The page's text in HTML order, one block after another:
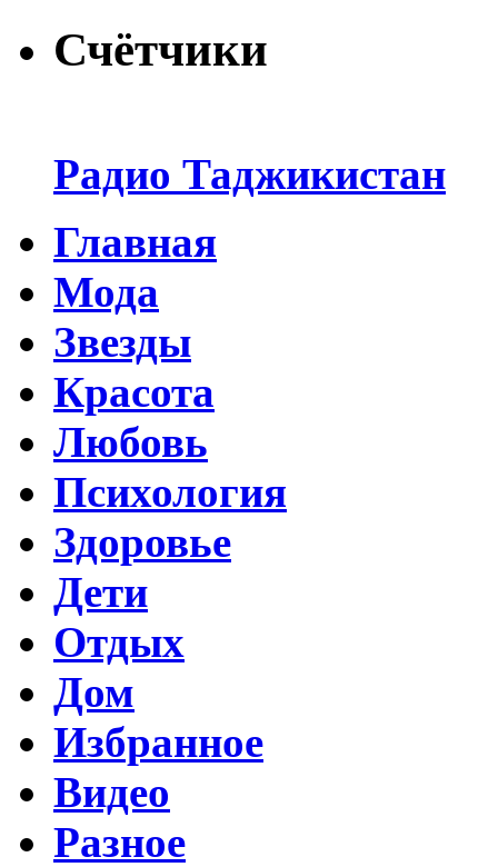
Счётчики
Радио Таджикистан
Главная
Мода
Звезды
Красота
Любовь
Психология
Здоровье
Дети
Отдых
Дом
Избранное
Видео
Разное